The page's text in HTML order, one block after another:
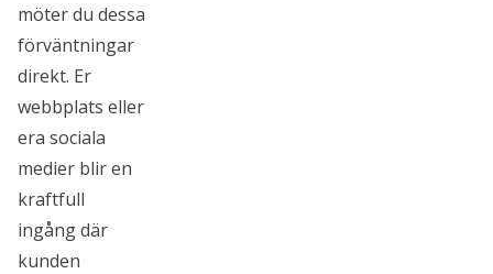
möter du dessa
förväntningar
direkt. Er
webbplats eller
era sociala
medier blir en
kraftfull
ingång där
kunden